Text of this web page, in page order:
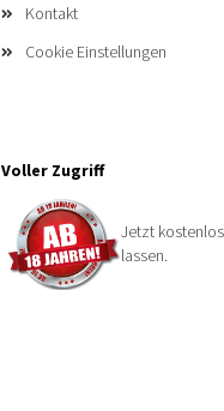
Kontakt
Cookie Einstellungen
Voller Zugriff
Jetzt
lassen.